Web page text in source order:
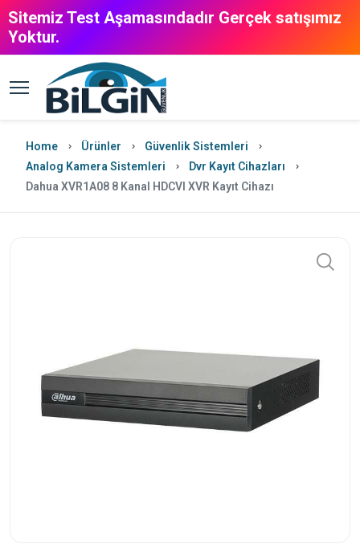
Sitemiz Test Aşamasındadır Gerçek satışımız
Yoktur.
Home Ürünler
Güvenlik Sistemleri
Analog Kamera Sistemleri
Dvr Kayıt Cihazları
Dahua XVR1A08 8 Kanal HDCVI XVR Kayıt Cihazı